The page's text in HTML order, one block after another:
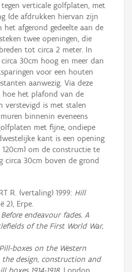
verticale golfplaten, met
(de afdrukken hiervan zijn
het afgerond gedeelte aan de
twee openingen, die
tot circa 2 meter. In
30cm hoog en meer dan
voor een houten
aanwezig. Via deze
hoe het plafond van de
verstevigd is met stalen
binnenin eveneens
met fijne, ondiepe
kant is een opening
om de constructie te
circa 30cm boven de grond
R. (vertaling) 1999: Hill
2), Erpe.
Before endeavour fades. A
of the First World War,
Pill-boxes on the Western
design, construction and